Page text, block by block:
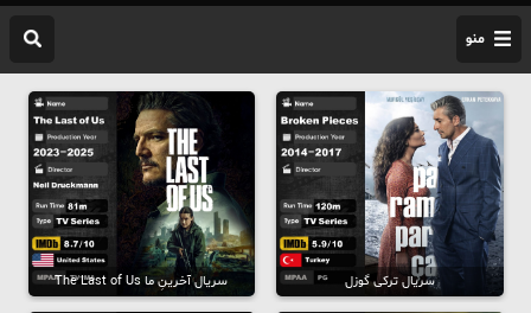
منو
سریال ترکی گوزل سریال آخرینِ ما The Last of Us